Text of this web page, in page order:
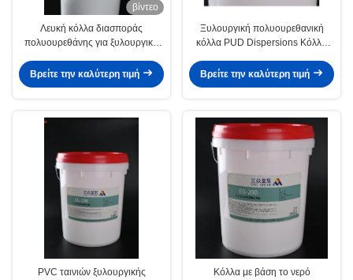
βίντεο
Λευκή κόλλα διασποράς
πολυουρεθάνης για ξυλουργικά
κενού
Βρείτε την καλύτερη τιμή
Ξυλουργική πολυουρεθανική
κόλλα PUD Dispersions Κόλλα
Βρείτε την καλύτερη τιμή
PVC ταινιών ξυλουργικής
Κόλλα με βάση το νερό